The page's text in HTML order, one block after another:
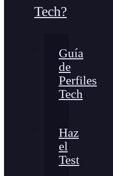
Tech?
Guía
de
Perfiles
Tech
Haz
el
Test